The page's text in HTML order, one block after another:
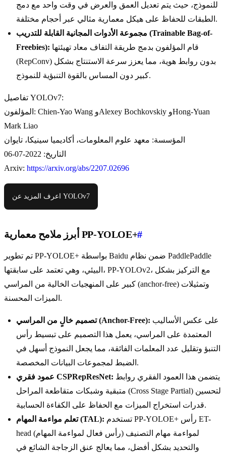
للنموذج، حيث يتم تعديل العمق والعرض في وقت واحد مع دمج
الطبقات للحفاظ على هيكل معمارية مثالي عبر أحجام مختلفة.
مجموعة الأدوات المجانية القابلة للتدريب (Trainable Bag-of-
Freebies):
(RepConv) بدون روابط هوية، مما يعزز سرعة الاستنتاج بشكل
كبير دون المساس بالقوة التنبؤية للنموذج.
تفاصيل YOLOv7:
المؤلفون: Chien-Yao Wang وAlexey Bochkovskiy وHong-Yuan
Mark Liao
المؤسسة: معهد علوم المعلومات، أكاديميا سينيكا، تايوان
التاريخ: 2022-07-06
Arxiv: https://arxiv.org/abs/2207.02696
اعرف المزيد عن YOLOv7
أبرز ملامح معمارية PP-YOLOE+#
تم تطوير PP-YOLOE+ بواسطة Baidu ضمن نظام PaddlePaddle
البيئي، وهي تعتمد على سابقتها، PP-YOLOv2، مع التركيز بشكل
كبير على المنهجيات الخالية من المراسي (anchor-free) وتمثيلات
الميزات المحسنة.
تصميم خالٍ من المراسي (Anchor-Free):
المعتمدة على المراسي، يعمل هذا التصميم على تبسيط رأس
التنبؤ وتقليل عدد المعلمات الفائقة، مما يجعل النموذج أسهل في
الضبط لمجموعات البيانات المخصصة.
عمود فقري CSPRepResNet:
متبقية وشبكات متقاطعة المراحل (Cross Stage Partial) لتحسين
قدرات استخراج الميزات مع الحفاظ على الكفاءة الحسابية.
تعلم مواءمة المهام (TAL):
head (رأس فعال لمواءمة المهام) لمواءمة مهام التصنيف
والتحديد بشكل أفضل، مما يعالج عنق الزجاجة الشائع في